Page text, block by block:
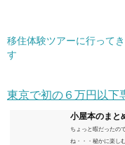
移住体験ツアーに行ってき
す
東京で初の６万円以下
小屋本のまと
ちょっと暇だったの
ね・・・秘かに楽し